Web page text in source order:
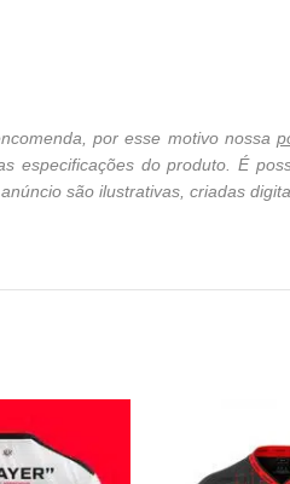
por esse motivo nossa
especificações do produto. É
são ilustrativas, criadas